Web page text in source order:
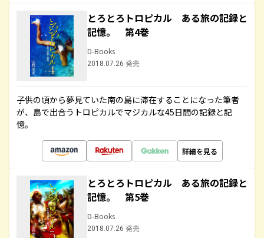
とろとろトロピカル ある旅の記録と
記憶。 第4巻
D-Books
2018.07.26 発売
子供の頃から夢見ていた南の島に滞在することになった筆者
が、島で出合うトロピカルでマジカルな45日間の記録と記
憶。
詳細を見る
とろとろトロピカル ある旅の記録と
記憶。 第5巻
D-Books
2018.07.26 発売